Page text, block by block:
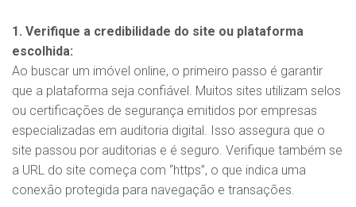
1. Verifique a credibilidade do site ou plataforma
escolhida:
Ao buscar um imóvel online, o primeiro passo é garantir
que a plataforma seja confiável. Muitos sites utilizam selos
ou certificações de segurança emitidos por empresas
especializadas em auditoria digital. Isso assegura que o
site passou por auditorias e é seguro. Verifique também se
a URL do site começa com “https”, o que indica uma
conexão protegida para navegação e transações.